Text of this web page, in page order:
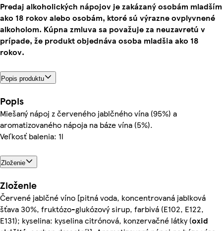
Predaj alkoholických nápojov je zakázaný osobám mladším
ako 18 rokov alebo osobám, ktoré sú výrazne ovplyvnené
alkoholom. Kúpna zmluva sa považuje za neuzavretú v
prípade, že produkt objednáva osoba mladšia ako 18
rokov.
Popis produktu
Popis
Miešaný nápoj z červeného jablčného vína (95%) a
aromatizovaného nápoja na báze vína (5%).
Veľkosť balenia: 1l
Zloženie
Zloženie
Červené jablčné víno [pitná voda, koncentrovaná jablková
šťava 30%, fruktózo-glukózový sirup, farbivá (E102, E122,
E131); kyselina: kyselina citrónová, konzervačné látky (oxid